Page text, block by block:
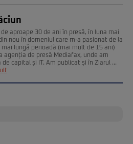
aproape 30 de ani în presă, în luna mai
nou în domeniul care m-a pasionat de la
mai lungă perioadă (mai mult de 15 ani)
agenția de presă Mediafax, unde am
capital și IT. Am publicat și în Ziarul ...